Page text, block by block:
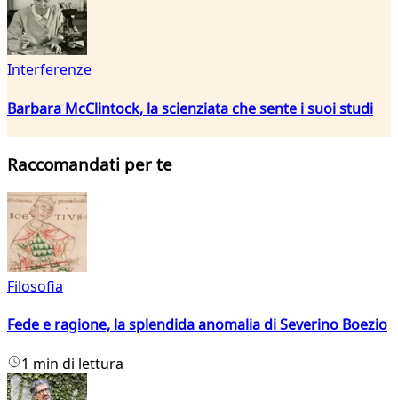
Interferenze
Barbara McClintock, la scienziata che sente i suoi studi
Raccomandati per te
Filosofia
Fede e ragione, la splendida anomalia di Severino Boezio
1 min di lettura